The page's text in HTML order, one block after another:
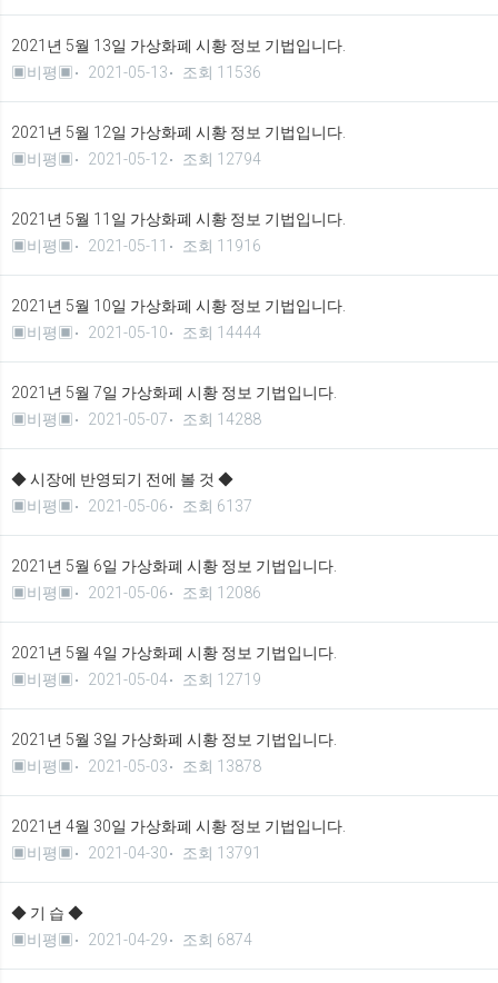
2021년 5월 13일 가상화폐 시황 정보 기법입니다.
▣비평▣
2021-05-13 조회 11536
2021년 5월 12일 가상화폐 시황 정보 기법입니다.
▣비평▣
2021-05-12 조회 12794
2021년 5월 11일 가상화폐 시황 정보 기법입니다.
▣비평▣
2021-05-11 조회 11916
2021년 5월 10일 가상화폐 시황 정보 기법입니다.
▣비평▣
2021-05-10 조회 14444
2021년 5월 7일 가상화폐 시황 정보 기법입니다.
▣비평▣
2021-05-07 조회 14288
◆ 시장에 반영되기 전에 볼 것 ◆
▣비평▣
2021-05-06 조회 6137
2021년 5월 6일 가상화폐 시황 정보 기법입니다.
▣비평▣
2021-05-06 조회 12086
2021년 5월 4일 가상화폐 시황 정보 기법입니다.
▣비평▣
2021-05-04 조회 12719
2021년 5월 3일 가상화폐 시황 정보 기법입니다.
▣비평▣
2021-05-03 조회 13878
2021년 4월 30일 가상화폐 시황 정보 기법입니다.
▣비평▣
2021-04-30 조회 13791
◆ 기 습 ◆
▣비평▣
2021-04-29 조회 6874